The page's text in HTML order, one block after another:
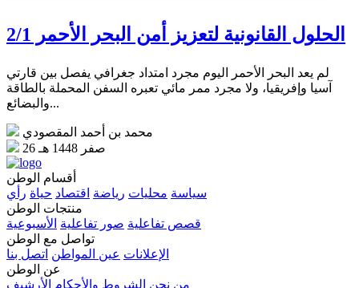
الحلول القانونية لتعزيز أمن البحر الأحمر 2/1
لم يعد البحر الأحمر اليوم مجرد امتداد جغرافي يفصل بين قارتي
آسيا وإفريقيا، ولا مجرد ممر مائي تعبره السفن المحملة بالطاقة
والبضائع...
محمد بن أحمد المقصودي
26 صفر 1448 هـ
أقسام الوطن
سياسة محليات رياضة اقتصاد حياة رأي
منتجات الوطن
قصص تفاعلية صور تفاعلية الأسبوعية
تواصل مع الوطن
الإعلانات عين المواطن اتصل بنا
عن الوطن
من نحن الشروط والأحكام الأرشيف